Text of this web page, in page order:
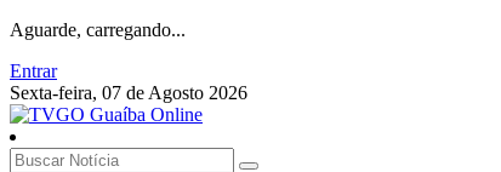
Aguarde, carregando...
Entrar
Sexta-feira, 07 de Agosto 2026